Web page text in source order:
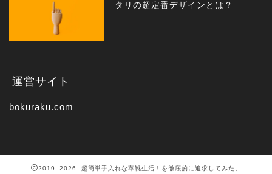
タリの超定番デザインとは？
運営サイト
bokuraku.com
2019–2026 超簡単手入れな革靴生活！を徹底的に追求してみた。